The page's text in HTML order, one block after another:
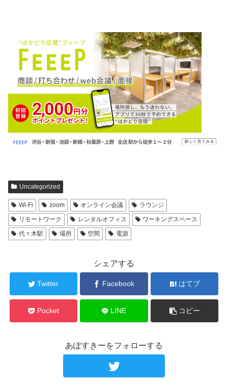
Uncategorized
Wi-Fi zoom オンライン会議
ラウンジ
リモートワーク
レンタルオフィス
ワーキングスペース
代々木駅
場所 空間 電源
シェアする
Twitter Facebook はてブ
Pocket LINE コピー
あぽすきーをフォローする